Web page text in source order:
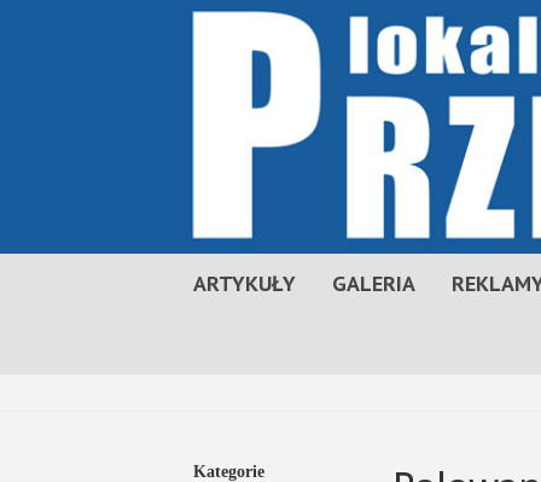
ARTYKUŁY GALERIA
Kategorie